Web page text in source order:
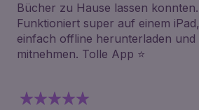
Bücher zu Hause lassen konnten.
Funktioniert super auf einem iPad,
einfach offline herunterladen und
mitnehmen. Tolle App ⭐️